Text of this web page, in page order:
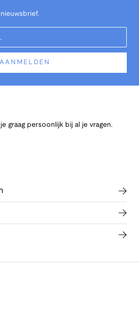
AANMELDEN
graag persoonlijk bij al je vragen.